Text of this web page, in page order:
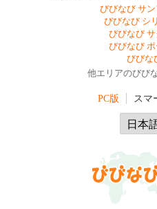
びびなび サ
びびなび シ
びびなび
びびなび
びびな
他エリアのびび
PC版 スマ